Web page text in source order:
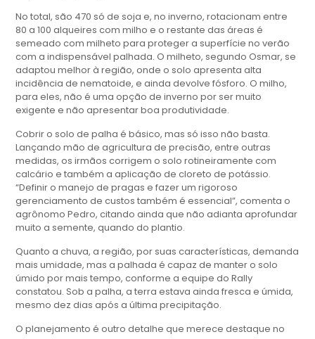
No total, são 470 só de soja e, no inverno, rotacionam entre
80 a 100 alqueires com milho e o restante das áreas é
semeado com milheto para proteger a superfície no verão
com a indispensável palhada. O milheto, segundo Osmar, se
adaptou melhor à região, onde o solo apresenta alta
incidência de nematoide, e ainda devolve fósforo. O milho,
para eles, não é uma opção de inverno por ser muito
exigente e não apresentar boa produtividade.
Cobrir o solo de palha é básico, mas só isso não basta.
Lançando mão de agricultura de precisão, entre outras
medidas, os irmãos corrigem o solo rotineiramente com
calcário e também a aplicação de cloreto de potássio.
“Definir o manejo de pragas e fazer um rigoroso
gerenciamento de custos também é essencial”, comenta o
agrônomo Pedro, citando ainda que não adianta aprofundar
muito a semente, quando do plantio.
Quanto a chuva, a região, por suas características, demanda
mais umidade, mas a palhada é capaz de manter o solo
úmido por mais tempo, conforme a equipe do Rally
constatou. Sob a palha, a terra estava ainda fresca e úmida,
mesmo dez dias após a última precipitação.
O planejamento é outro detalhe que merece destaque no